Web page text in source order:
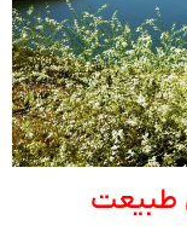
طبیعت